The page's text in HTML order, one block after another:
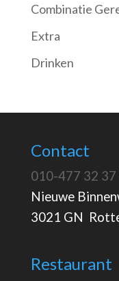
Combinatie
Extra
Drinken
Contact
010-477 32 37
Nieuwe
3021 GN
Restaurant